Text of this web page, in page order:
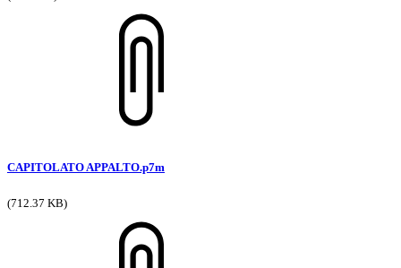
CAPITOLATO APPALTO.p7m
(712.37 KB)